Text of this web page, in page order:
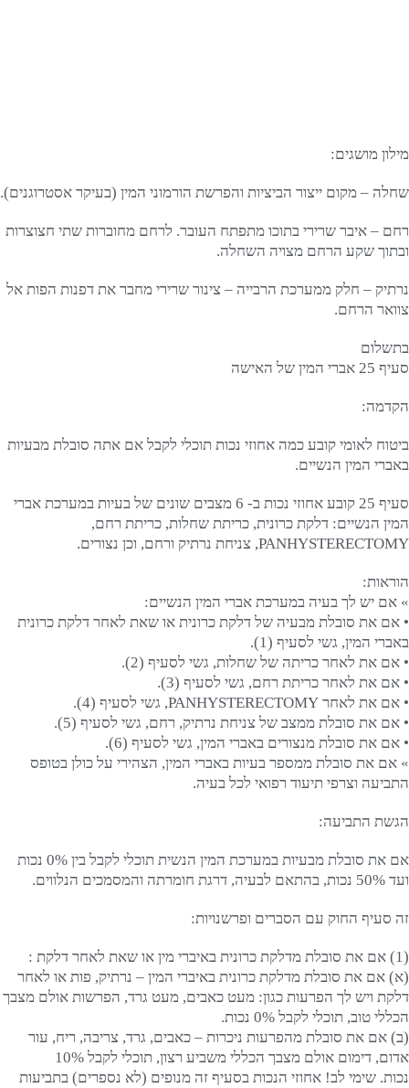
מילון מושגים:
שחלה – מקום ייצור הביציות והפרשת הורמוני המין (בעיקר אסטרוגנים).
רחם – איבר שרירי בתוכו מתפתח העובר. לרחם מחוברות שתי חצוצרות
ובתוך שקע הרחם מצויה השחלה.
נרתיק – חלק ממערכת הרבייה – צינור שרירי מחבר את דפנות הפות אל
צוואר הרחם.
בתשלום
סעיף 25 אברי המין של האישה
הקדמה:
ביטוח לאומי קובע כמה אחוזי נכות תוכלי לקבל אם אתה סובלת מבעיות
באברי המין הנשיים.
סעיף 25 קובע אחוזי נכות ב- 6 מצבים שונים של בעיות במערכת אברי
המין הנשיים: דלקת כרונית, כריתת שחלות, כריתת רחם,
PANHYSTERECTOMY, צניחת נרתיק ורחם, וכן נצורים.
הוראות:
» אם יש לך בעיה במערכת אברי המין הנשיים:
• אם את סובלת מבעיה של דלקת כרונית או שאת לאחר דלקת כרונית
באברי המין, גשי לסעיף (1).
• אם את לאחר כריתה של שחלות, גשי לסעיף (2).
• אם את לאחר כריתת רחם, גשי לסעיף (3).
• אם את לאחר PANHYSTERECTOMY, גשי לסעיף (4).
• אם את סובלת ממצב של צניחת נרתיק, רחם, גשי לסעיף (5).
• אם את סובלת מנצורים באברי המין, גשי לסעיף (6).
» אם את סובלת ממספר בעיות באברי המין, הצהירי על כולן בטופס
התביעה וצרפי תיעוד רפואי לכל בעיה.
הגשת התביעה:
אם את סובלת מבעיות במערכת המין הנשית תוכלי לקבל בין 0% נכות
ועד 50% נכות, בהתאם לבעיה, דרגת חומרתה והמסמכים הנלווים.
זה סעיף החוק עם הסברים ופרשנויות:
(1) אם את סובלת מדלקת כרונית באיברי מין או שאת לאחר דלקת :
(א) אם את סובלת מדלקת כרונית באיברי המין – נרתיק, פות או לאחר
דלקת ויש לך הפרעות כגון: מעט כאבים, מעט גרד, הפרשות אולם מצבך
הכללי טוב, תוכלי לקבל 0% נכות.
(ב) אם את סובלת מהפרעות ניכרות – כאבים, גרד, צריבה, ריח, עור
אדום, דימום אולם מצבך הכללי משביע רצון, תוכלי לקבל 10%
נכות. שימי לב! אחוזי הנכות בסעיף זה מנופים (לא נספרים) בתביעות